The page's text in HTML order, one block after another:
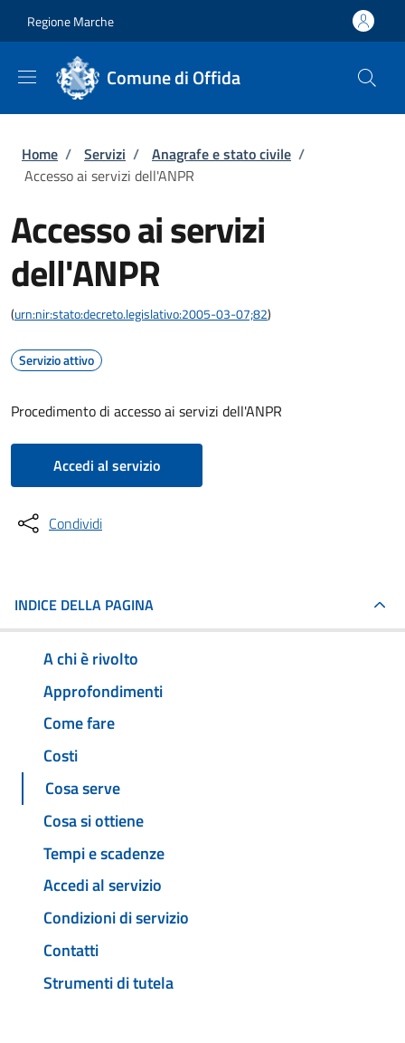
Regione Marche
Comune di Offida
Briciole di pane
Home / Servizi / Anagrafe e stato civile /
Accesso ai servizi dell'ANPR
Accesso ai servizi
dell'ANPR
(urn:nir:stato:decreto.legislativo:2005-03-07;82)
Servizio attivo
Procedimento di accesso ai servizi dell'ANPR
Accedi al servizio
Condividi
INDICE DELLA PAGINA
A chi è rivolto
Approfondimenti
Come fare
Costi
Cosa serve
Cosa si ottiene
Tempi e scadenze
Accedi al servizio
Condizioni di servizio
Contatti
Strumenti di tutela